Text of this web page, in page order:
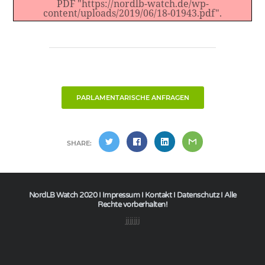
PDF "https://nordlb-watch.de/wp-
content/uploads/2019/06/18-01943.pdf".
PARLAMENTARISCHE ANFRAGEN
SHARE:
NordLB Watch 2020 I ImpressumI KontaktI DatenschutzI Alle
Rechte vorberhalten!
jjjjjjj